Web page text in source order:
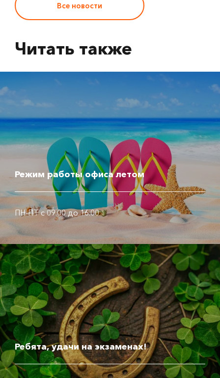
Все новости
Читать также
Режим работы офиса летом
ПН-ПТ с 09.00 до 16.00
Ребята, удачи на экзаменах!